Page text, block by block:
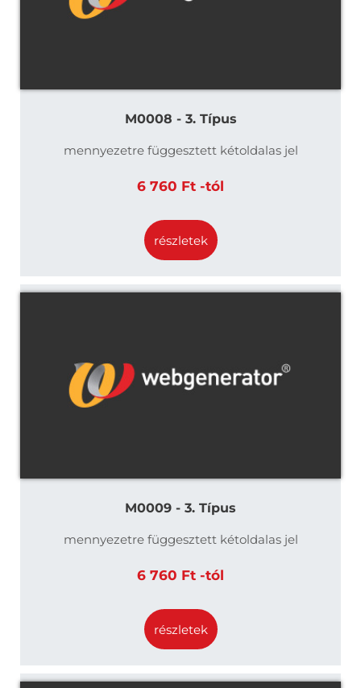
M0008 - 3. Típus
mennyezetre függesztett kétoldalas jel
6 760 Ft -tól
részletek
M0009 - 3. Típus
mennyezetre függesztett kétoldalas jel
6 760 Ft -tól
részletek